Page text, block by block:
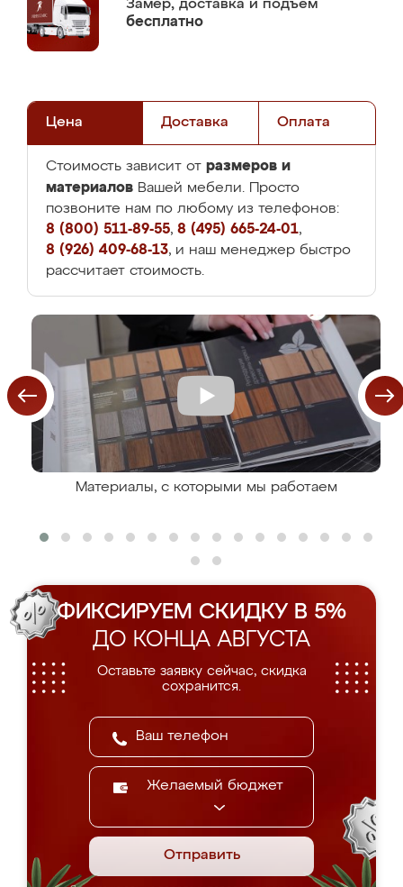
Замер, доставка и подъем
бесплатно
Цена Доставка Оплата
Стоимость зависит от размеров и
материалов Вашей мебели. Просто
позвоните нам по любому из телефонов:
8 (800) 511-89-55, 8 (495) 665-24-01,
8 (926) 409-68-13, и наш менеджер быстро
рассчитает стоимость.
Материалы, с которыми мы работаем
ФИКСИРУЕМ СКИДКУ В 5%
ДО КОНЦА АВГУСТА
Оставьте заявку сейчас, скидка
сохранится.
Желаемый бюджет
Отправить